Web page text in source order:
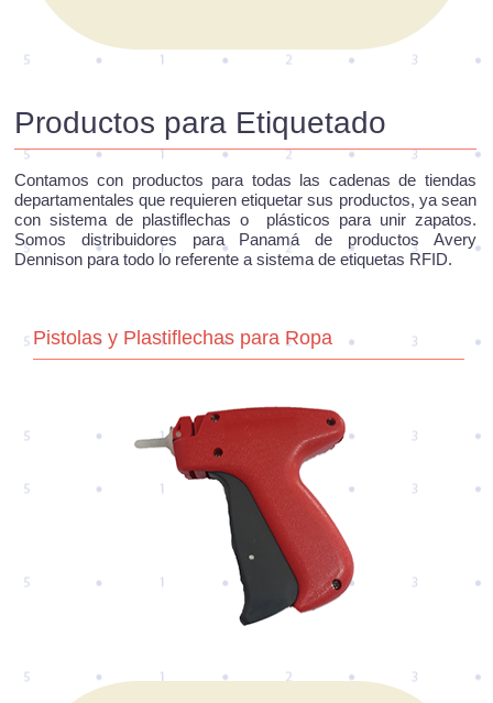
Productos para Etiquetado
Contamos con productos para todas las cadenas de tiendas
departamentales que requieren etiquetar sus productos, ya sean
con sistema de plastiflechas o plásticos para unir zapatos.
Somos distribuidores para Panamá de productos Avery
Dennison para todo lo referente a sistema de etiquetas RFID.
Pistolas y Plastiflechas para Ropa